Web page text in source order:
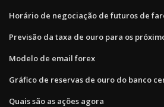
Horário de negociação de futuros de
Previsão da taxa de ouro para os
Modelo de email forex
Gráfico de reservas de ouro do banco
Quais são as ações agora